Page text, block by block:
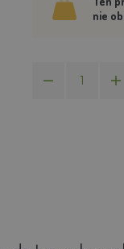
nie